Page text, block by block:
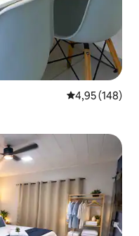
Gemiddelde
4,95 (148)